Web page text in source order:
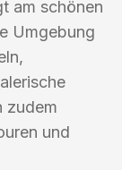
am schönen
Umgebung
zudem
und